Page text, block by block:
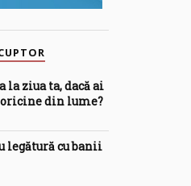
la ziua ta, dacă ai
din lume?
legătură cu banii